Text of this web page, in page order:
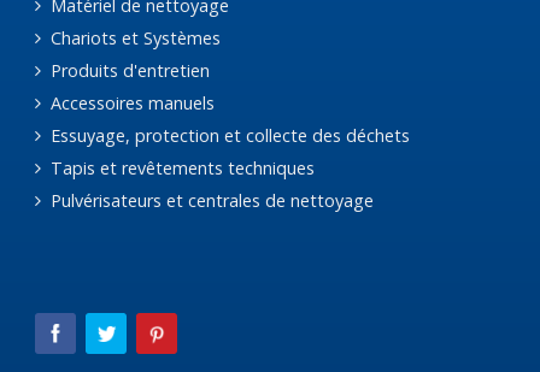
Matériel de nettoyage
Chariots et Systèmes
Produits d'entretien
Accessoires manuels
Essuyage, protection et collecte des déchets
Tapis et revêtements techniques
Pulvérisateurs et centrales de nettoyage